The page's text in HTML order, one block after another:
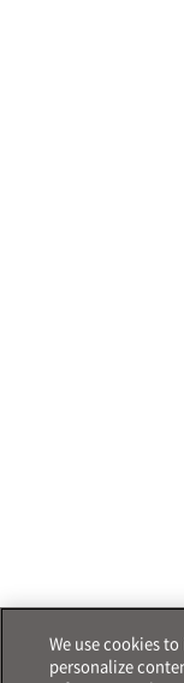
We use cookies
personalize